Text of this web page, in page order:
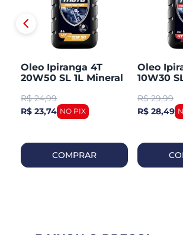
Oleo Ipiranga 4T
20W50 SL 1L Mineral
R$ 24,99
R$ 23,74
COMPRAR
Oleo
10W30
R$ 29,99
R$ 28,49